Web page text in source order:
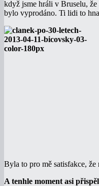
když jsme hráli v Bruselu,
bylo vyprodáno. Ti lidi to
Byla to pro mě satisfakce,
A tenhle moment asi